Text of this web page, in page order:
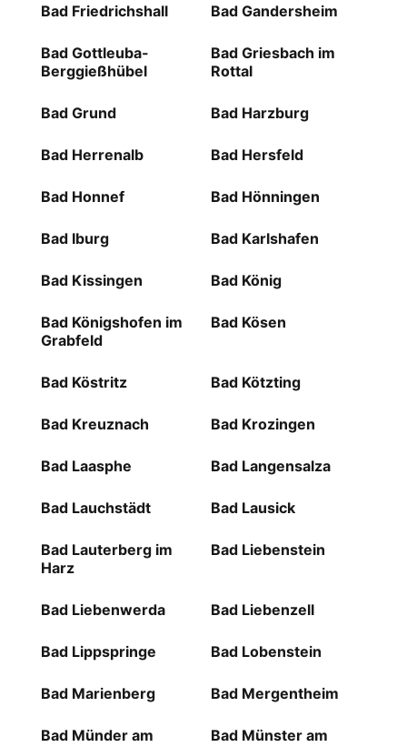
Bad Friedrichshall Bad Gandersheim
Bad Gottleuba-
Berggießhübel
Bad Griesbach im
Rottal
Bad Grund Bad Harzburg
Bad Herrenalb Bad Hersfeld
Bad Honnef Bad Hönningen
Bad Iburg Bad Karlshafen
Bad Kissingen Bad König
Bad Königshofen im
Grabfeld
Bad Kösen
Bad Köstritz Bad Kötzting
Bad Kreuznach Bad Krozingen
Bad Laasphe Bad Langensalza
Bad Lauchstädt Bad Lausick
Bad Lauterberg im
Harz
Bad Liebenstein
Bad Liebenwerda Bad Liebenzell
Bad Lippspringe Bad Lobenstein
Bad Marienberg Bad Mergentheim
Bad Münder am
Bad Münster am